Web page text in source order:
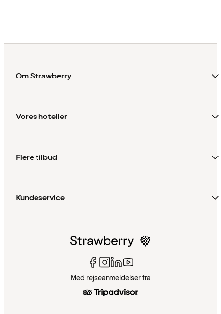
Om Strawberry
Vores hoteller
Flere tilbud
Kundeservice
Med rejseanmeldelser fra